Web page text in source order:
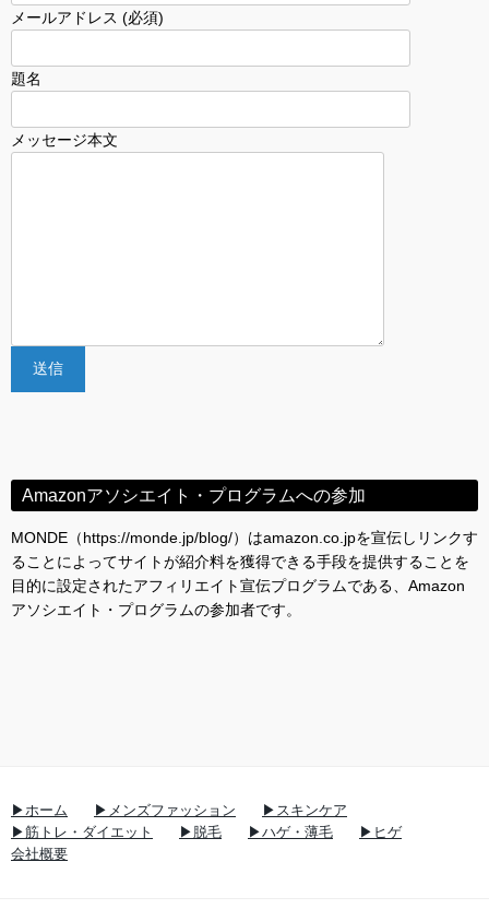
メールアドレス (必須)
題名
メッセージ本文
Amazonアソシエイト・プログラムへの参加
MONDE（https://monde.jp/blog/）はamazon.co.jpを宣伝しリンクす
ることによってサイトが紹介料を獲得できる手段を提供することを
目的に設定されたアフィリエイト宣伝プログラムである、Amazon
アソシエイト・プログラムの参加者です。
▶ホーム ▶メンズファッション
▶スキンケア
▶筋トレ・ダイエット
▶脱毛 ▶ハゲ・薄毛
▶ヒゲ
会社概要